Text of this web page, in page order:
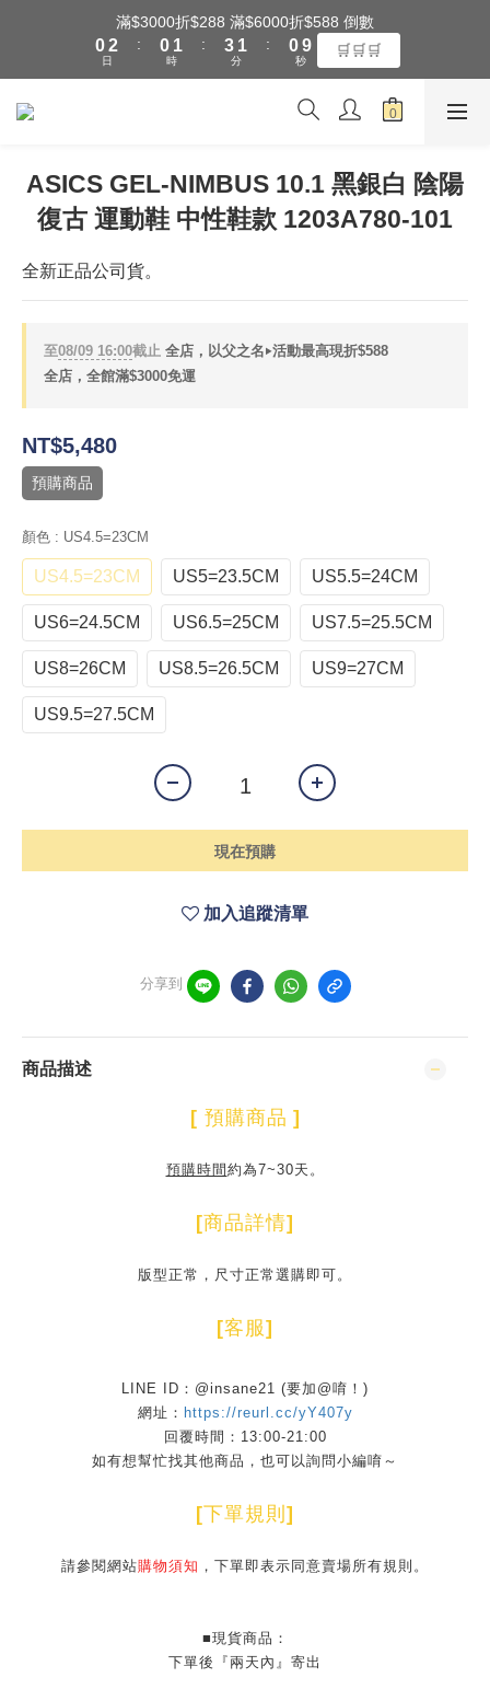
全館滿$3000享『超商』免運費
滿$3000折$288 滿$6000折$588 倒數
0
3
2
1
日
:
1
0
2
1
0
時
:
4
3
2
2
1
0
分
:
1
09
8
6
3
2
秒
🛒🛒🛒
全館滿$3000享『超商』免運費
ASICS GEL-NIMBUS 10.1 黑銀白 陰陽
復古 運動鞋 中性鞋款 1203A780-101
全新正品公司貨。
至08/09 16:00截止 全店，以父之名‣活動最高現折$588
全店，全館滿$3000免運
NT$5,480
預購商品
顏色 : US4.5=23CM
US4.5=23CM US5=23.5CM US5.5=24CM
US6=24.5CM US6.5=25CM US7.5=25.5CM
US8=26CM US8.5=26.5CM US9=27CM
US9.5=27.5CM
現在預購
加入追蹤清單
分享到
商品描述
[ 預購商品 ]
預購時間 約為7~30天。
[商品詳情]
版型正常，尺寸正常選購即可。
[客服]
LINE ID：@insane21 (要加@唷！)
網址： https://reurl.cc/yY407y
回覆時間：13:00-21:00
如有想幫忙找其他商品，也可以詢問小編唷～
[下單規則 ]
請參閱網站購物須知 ，下單即表示同意賣場所有規則。
■現貨商品：
下單後『兩天內』寄出